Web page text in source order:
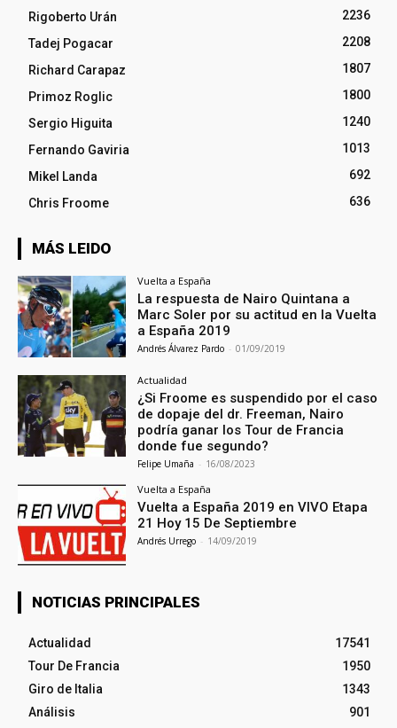
Rigoberto Urán
2236
Tadej Pogacar
2208
Richard Carapaz
1807
Primoz Roglic
1800
Sergio Higuita
1240
Fernando Gaviria
1013
Mikel Landa
692
Chris Froome
636
MÁS LEIDO
Vuelta a España
La respuesta de Nairo Quintana a
Marc Soler por su actitud en la Vuelta
a España 2019
Andrés Álvarez Pardo - 01/09/2019
Actualidad
¿Si Froome es suspendido por el caso
de dopaje del dr. Freeman, Nairo
podría ganar los Tour de Francia
donde fue segundo?
Felipe Umaña - 16/08/2023
Vuelta a España
Vuelta a España 2019 en VIVO Etapa
21 Hoy 15 De Septiembre
Andrés Urrego - 14/09/2019
NOTICIAS PRINCIPALES
Actualidad
17541
Tour De Francia
1950
Giro de Italia
1343
Análisis
901